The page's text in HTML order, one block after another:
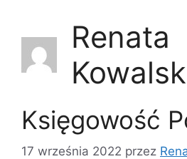
Renata
Księgowość
17 września 2022 przez